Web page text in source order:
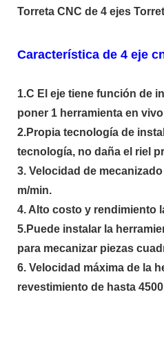
Torreta CNC de 4 ejes
Característica de 4 eje
1.C El eje tiene función de
poner 1 herramienta en vivo
2.Propia tecnología de
tecnología, no daña el riel
3. Velocidad de
m/min.
4. Alto costo y rendimiento
5.Puede instalar la
para mecanizar piezas
6. Velocidad máxima de la
revestimiento de hasta